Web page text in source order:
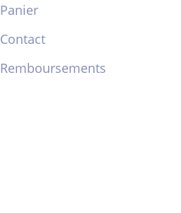
Panier
Contact
Remboursements